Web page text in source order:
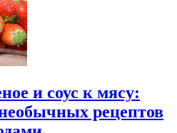
и соус к мясу:
рецептов